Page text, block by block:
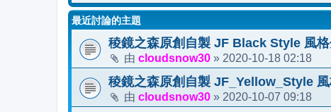
最近討論的主題
稜鏡之森原創自製 JF Black Style 風
由 cloudsnow30 » 2020-10-18 02:18
稜鏡之森原創自製 JF_Yellow_Style
由 cloudsnow30 » 2020-10-07 09:18